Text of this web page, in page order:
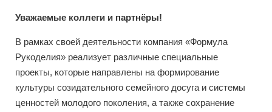
Уважаемые коллеги и партнёры!
В рамках своей деятельности компания «Формула
Рукоделия» реализует различные специальные
проекты, которые направлены на формирование
культуры созидательного семейного досуга и системы
ценностей молодого поколения, а также сохранение